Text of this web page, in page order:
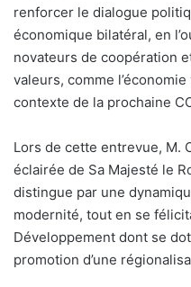
renforcer le dialogue
économique bilatéral, en
novateurs de coopération
valeurs, comme
contexte de la prochaine
Lors de cette entrevue, M.
éclairée de Sa Majesté le
distingue par une
modernité, tout en se
Développement dont se
promotion d’une